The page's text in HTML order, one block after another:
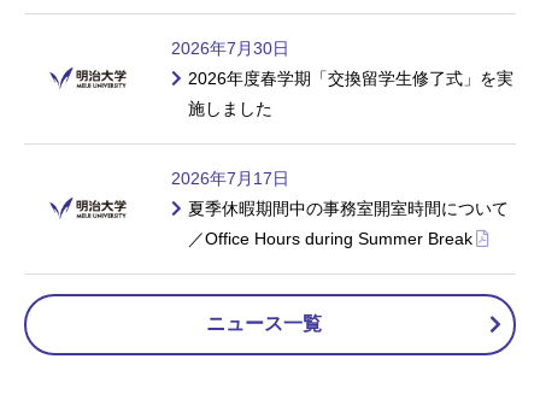
2026年7月30日
2026年度春学期「交換留学生修了式」を実
施しました
2026年7月17日
夏季休暇期間中の事務室開室時間について
／Office Hours during Summer Break
ニュース一覧